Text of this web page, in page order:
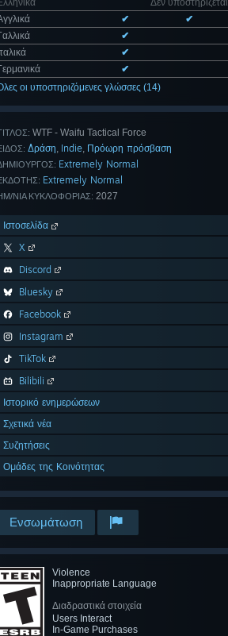
✔ ✔
✔
✔
✔
οι υποστηριζόμενες γλώσσες (14)
WTF - Waifu Tactical Force
Δράση Indie Πρόωρη πρόσβαση
Extremely Normal
Extremely Normal
ΝΊΑ ΚΥΚΛΟΦΟΡΊΑΣ: 2027
Ιστοσελίδα
X
Discord
Bluesky
Facebook
Instagram
TikTok
Bilibili
Ιστορικό ενημερώσεων
Σχετικά νέα
Συζητήσεις
Ομάδες της Κοινότητας
Ενσωμάτωση
Violence
Inappropriate Language
Διαδραστικά στοιχεία
Users Interact
In-Game Purchases